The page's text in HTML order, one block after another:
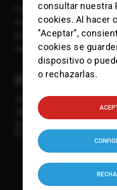
Política de Cookies
Política de Privacidad
Aviso Legal
Sitemap
Contacto
viajes@checkpointcharlie.es
Calle Mandri 3-9
615 832 107
consultar nuestra
cookies. Al hacer
"Aceptar",
cookies se
dispositivo o
o rechazarlas.